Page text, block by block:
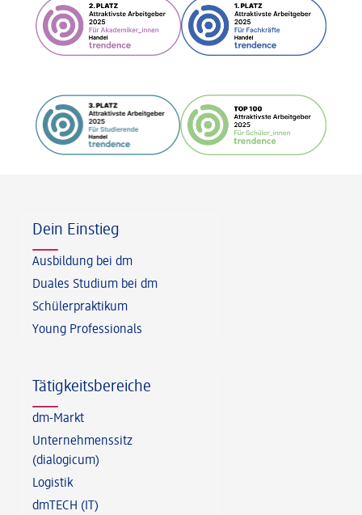
Dein Einstieg
Ausbildung bei dm
Duales Studium bei dm
Schülerpraktikum
Young Professionals
Tätigkeitsbereiche
dm-Markt
Unternehmenssitz
(dialogicum)
Logistik
dmTECH (IT)